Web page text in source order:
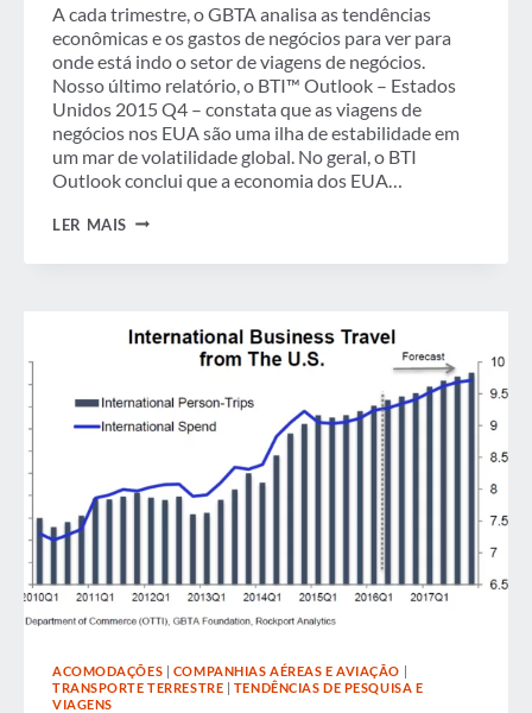
A cada trimestre, o GBTA analisa as tendências
econômicas e os gastos de negócios para ver para
onde está indo o setor de viagens de negócios.
Nosso último relatório, o BTI™ Outlook – Estados
Unidos 2015 Q4 – constata que as viagens de
negócios nos EUA são uma ilha de estabilidade em
um mar de volatilidade global. No geral, o BTI
Outlook conclui que a economia dos EUA…
LER MAIS VIAGEM
ILHA
ESTABILIDADE
ACOMODAÇÕES | COMPANHIAS AÉREAS E AVIAÇÃO |
TRANSPORTE TERRESTRE | TENDÊNCIAS DE PESQUISA E
VIAGENS